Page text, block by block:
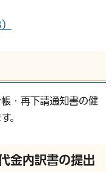
・再下請通知書の健
。
金内訳書の提出